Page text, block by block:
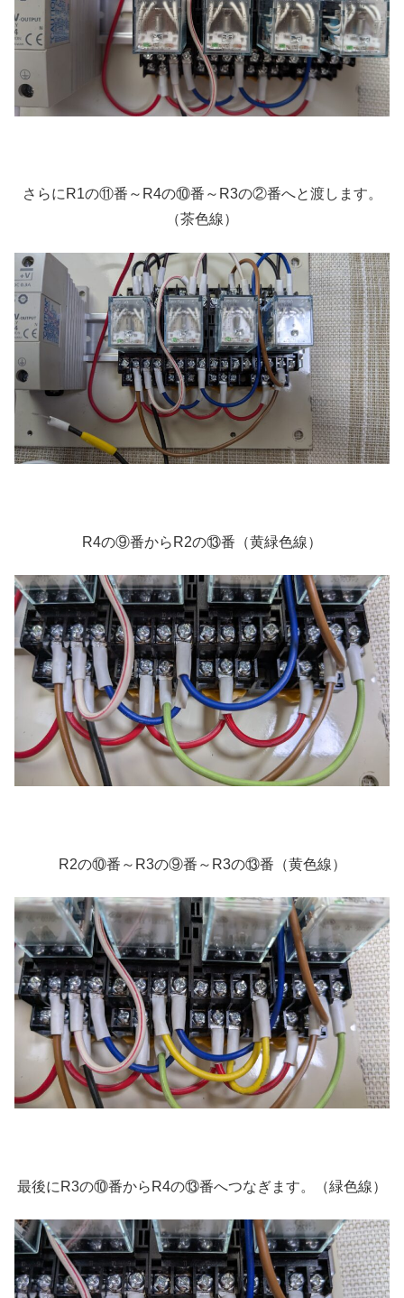
さらにR1の⑪番～R4の⑩番～R3の②番へと渡します。
（茶色線）
R4の⑨番からR2の⑬番（黄緑色線）
R2の⑩番～R3の⑨番～R3の⑬番（黄色線）
最後にR3の⑩番からR4の⑬番へつなぎます。（緑色線）